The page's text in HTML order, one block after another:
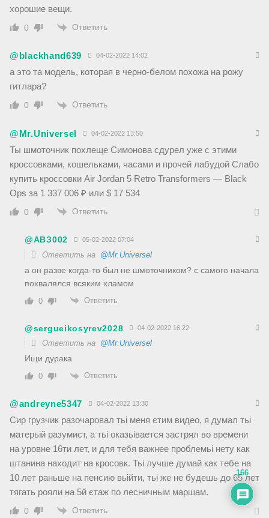
хорошие вещи.
0 Ответить
@blackhand639 04-02-2022 14:02
а это та модель, которая в черно-белом похожа на рожу
гитлара?
0 Ответить
@Mr.Universel 04-02-2022 13:50
Ты шмоточник похлеще Симонова сдурел уже с этими
кроссовками, кошельками, часами и прочей лабудой Слабо
купить кроссовки Air Jordan 5 Retro Transformers — Black
Ops за 1 337 006 ₽ или $ 17 534
0 Ответить
@АВЗ002 05-02-2022 07:04
Ответить на @Mr.Universel
а он разве когда-то был не шмоточником? с самого начала
похвалялся всяким хламом
0 Ответить
@sergueikosyrev2028 04-02-2022 16:22
Ответить на @Mr.Universel
Ищи дурака
0 Ответить
@andreyne5347 04-02-2022 13:30
Сир грузчик разочаровал тьі меня єтим видео, я думал тьі
матерьій разумист, а тьі оказьівается застрял во времени
на уровне 16ти лет, и для тебя важнее проблемьі нету как
штанина находит на кросовк. Тьі лучше думай как тебе на
10 лет раньше на пенсию вьійти, тьі же не будешь до 65 лет
тягать рояли на 5й єтаж по лесничньім маршам.
0 Ответить
166